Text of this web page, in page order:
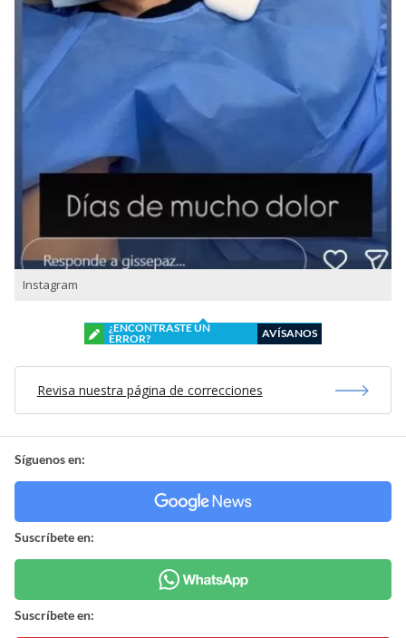
Instagram
¿ENCONTRASTE UN
ERROR?
AVÍSANOS
Revisa nuestra página de correcciones
Síguenos en:
Suscríbete en:
Suscríbete en: